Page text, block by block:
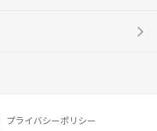
プライバシーポリシー